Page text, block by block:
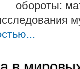
обороты: